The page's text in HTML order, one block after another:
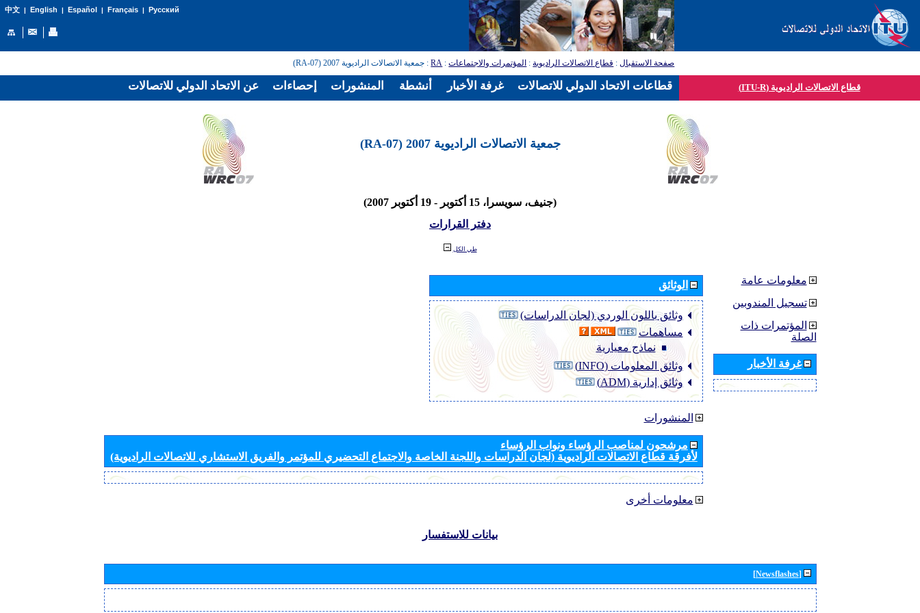
中文| English | Español | Français| Русский
صفحة الاستقبال: قطاع الاتصالات الراديوية: المؤتمرات والاجتماعات:
RA: جمعية الاتصالات الراديوية 2007 (RA-07)
قطاع الاتصالات الراديوية (ITU-R)
جمعية الاتصالات الراديوية 2007 (RA-07)
(جنيف، سويسرا، 15 أكتوبر - 19 أكتوبر 2007)
دفتر القرارات
طي الكل
الوثائق
وثائق باللون الوردي (لجان الدراسات)
مساهمات
نماذج معيارية
وثائق المعلومات (INFO)
وثائق إدارية (ADM)
المنشورات
مرشحون لمناصب الرؤساء ونواب الرؤساء
لأفرقة قطاع الاتصالات الراديوية (لجان الدراسات واللجنة الخاصة والاجتماع التحضيري للمؤتمر والفريق الاستشاري للاتصالات الراديوية)
معلومات أخرى
معلومات عامة
تسجيل المندوبين
المؤتمرات ذات
الصلة
غرفة الأخبار
بيانات للاستفسار
[Newsflashes]
عن الاتحاد الدولي للاتصالات إحصاءات المنشورات أنشطة غرفة الأخبار قطاعات الاتحاد الدولي للاتصالات